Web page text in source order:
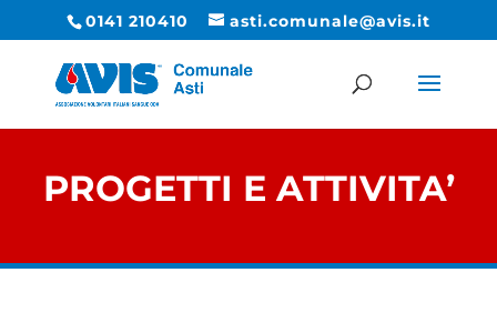
0141 210410 asti.comunale@avis.it
PROGETTI E ATTIVITA’